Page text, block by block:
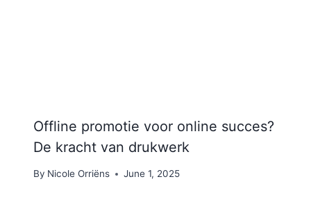
Offline promotie voor online succes?
De kracht van drukwerk
By Nicole Orriëns June 1, 2025